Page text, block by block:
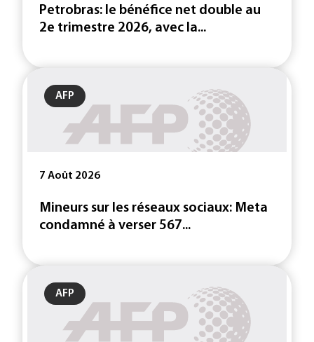
Petrobras: le bénéfice net double au
2e trimestre 2026, avec la...
AFP
7 Août 2026
Mineurs sur les réseaux sociaux: Meta
condamné à verser 567...
AFP